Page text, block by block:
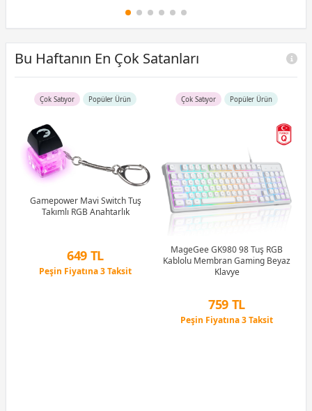
Bu Haftanın En Çok Satanları
Çok Satıyor Popüler Ürün
Gamepower Mavi Switch Tuş
Takımlı RGB Anahtarlık
649 TL
Peşin Fiyatına 3 Taksit
Çok Satıyor Popüler Ürün
MageGee GK980 98 Tuş RGB
Kablolu Membran Gaming Beyaz
Klavye
759 TL
Peşin Fiyatına 3 Taksit